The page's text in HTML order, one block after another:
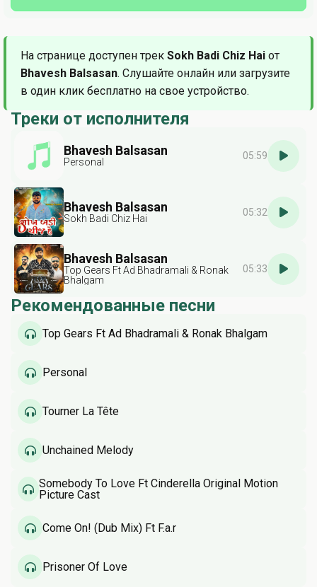
На странице доступен трек Sokh Badi Chiz Hai от
Bhavesh Balsasan. Слушайте онлайн или загрузите
в один клик бесплатно на свое устройство.
Треки от исполнителя
Bhavesh Balsasan
Personal
05:59
Bhavesh Balsasan
Sokh Badi Chiz Hai
05:32
Bhavesh Balsasan
Top Gears Ft Ad Bhadramali & Ronak
Bhalgam
05:33
Рекомендованные песни
Top Gears Ft Ad Bhadramali & Ronak Bhalgam
Personal
Tourner La Tête
Unchained Melody
Somebody To Love Ft Cinderella Original Motion
Picture Cast
Come On! (Dub Mix) Ft F.a.r
Prisoner Of Love